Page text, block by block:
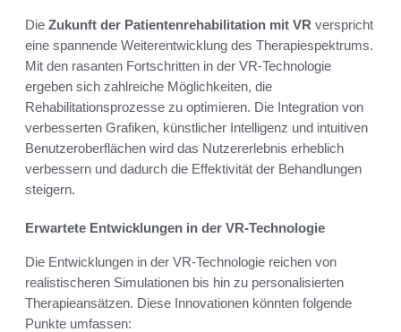
Die Zukunft der Patientenrehabilitation mit VR verspricht
eine spannende Weiterentwicklung des Therapiespektrums.
Mit den rasanten Fortschritten in der VR-Technologie
ergeben sich zahlreiche Möglichkeiten, die
Rehabilitationsprozesse zu optimieren. Die Integration von
verbesserten Grafiken, künstlicher Intelligenz und intuitiven
Benutzeroberflächen wird das Nutzererlebnis erheblich
verbessern und dadurch die Effektivität der Behandlungen
steigern.
Erwartete Entwicklungen in der VR-Technologie
Die Entwicklungen in der VR-Technologie reichen von
realistischeren Simulationen bis hin zu personalisierten
Therapieansätzen. Diese Innovationen könnten folgende
Punkte umfassen: